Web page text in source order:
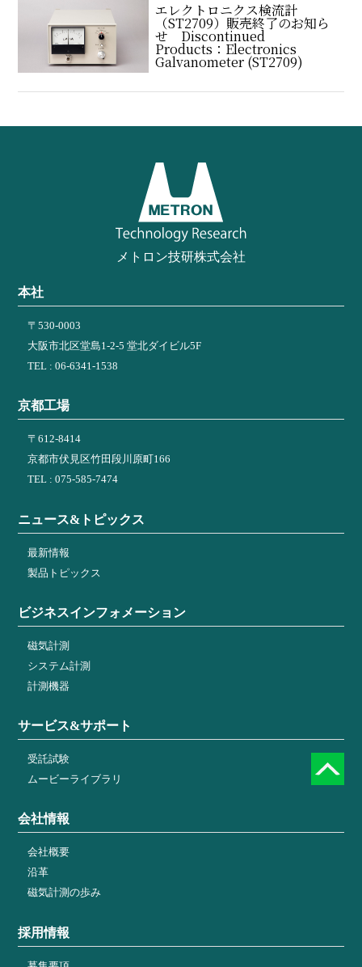
エレクトロニクス検流計
（ST2709）販売終了のお知ら
せ Discontinued
Products：Electronics
Galvanometer (ST2709)
メトロン技研株式会社
本社
〒530-0003
大阪市北区堂島1-2-5 堂北ダイビル5F
TEL : 06-6341-1538
京都工場
〒612-8414
京都市伏見区竹田段川原町166
TEL : 075-585-7474
ニュース&トピックス
最新情報
製品トピックス
ビジネスインフォメーション
磁気計測
システム計測
計測機器
サービス&サポート
受託試験
ムービーライブラリ
会社情報
会社概要
沿革
磁気計測の歩み
採用情報